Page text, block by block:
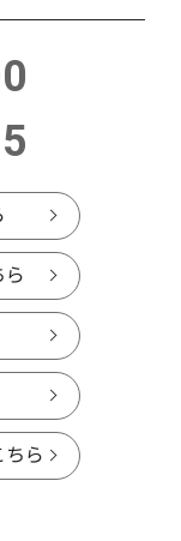
ら
ら